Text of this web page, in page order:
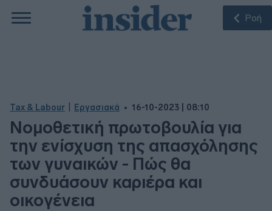
Ροή
Tax & Labour Εργασιακά 16-10-2023 | 08:10
Νομοθετική πρωτοβουλία για
την ενίσχυση της απασχόλησης
των γυναικών - Πώς θα
συνδυάσουν καριέρα και
οικογένεια